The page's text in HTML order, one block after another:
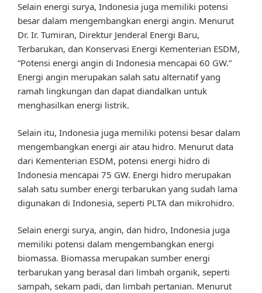
Selain energi surya, Indonesia juga memiliki potensi
besar dalam mengembangkan energi angin. Menurut
Dr. Ir. Tumiran, Direktur Jenderal Energi Baru,
Terbarukan, dan Konservasi Energi Kementerian ESDM,
“Potensi energi angin di Indonesia mencapai 60 GW.”
Energi angin merupakan salah satu alternatif yang
ramah lingkungan dan dapat diandalkan untuk
menghasilkan energi listrik.
Selain itu, Indonesia juga memiliki potensi besar dalam
mengembangkan energi air atau hidro. Menurut data
dari Kementerian ESDM, potensi energi hidro di
Indonesia mencapai 75 GW. Energi hidro merupakan
salah satu sumber energi terbarukan yang sudah lama
digunakan di Indonesia, seperti PLTA dan mikrohidro.
Selain energi surya, angin, dan hidro, Indonesia juga
memiliki potensi dalam mengembangkan energi
biomassa. Biomassa merupakan sumber energi
terbarukan yang berasal dari limbah organik, seperti
sampah, sekam padi, dan limbah pertanian. Menurut